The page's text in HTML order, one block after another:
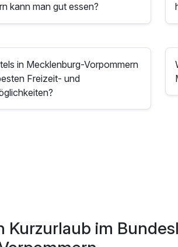
kann man gut essen?
in Mecklenburg-Vorpommern
Freizeit- und
Kurzurlaub im